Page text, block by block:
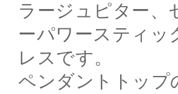
ラージュピター、
ーパワースティッ
レスです。
ペンダントトップ